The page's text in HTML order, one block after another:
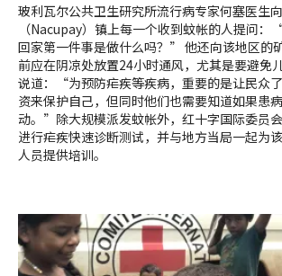
玻利瓦尔公共卫生研究所流行病专家何塞医生
（Nacupay）镇上每一个收到蚊帐的人提问
回家第一件事是做什么吗？” 他还向该地区的
前应在阴凉处放置24小时通风，尤其是要避免
说道：“为预防疟疾等疾病，重要的是让民众
资来保护自己，但同时他们也需要知道如果患
动。”除大规模派发蚊帐外，红十字国际委员
进行疟疾快速诊断测试，并与地方当局一起为
人员提供培训。